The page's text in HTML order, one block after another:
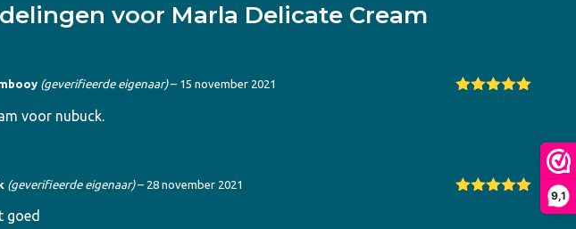
9,1
voor Marla Delicate Cream
(geverifieerde eigenaar) – 15 november 2021
voor nubuck.
(geverifieerde eigenaar) – 28 november 2021
goed